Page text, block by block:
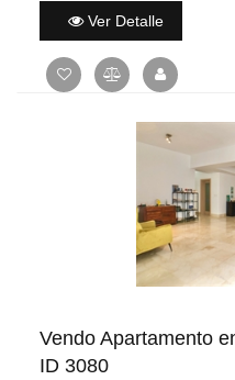
Ver Detalle
Vendo Apartamento
ID 3080